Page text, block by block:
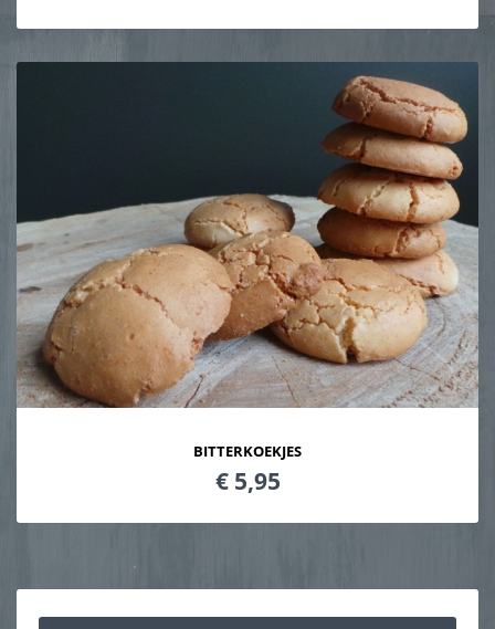
BITTERKOEKJES
€ 5,95